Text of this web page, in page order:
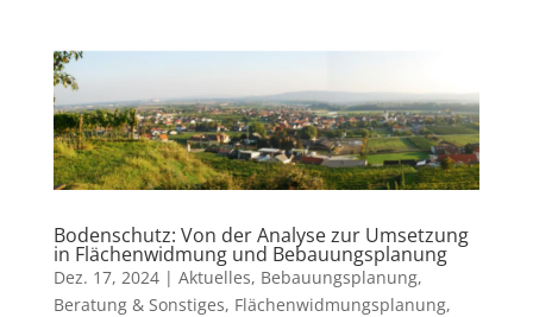
Bodenschutz: Von der Analyse zur Umsetzung
in Flächenwidmung und Bebauungsplanung
Dez. 17, 2024| Aktuelles, Bebauungsplanung,
Beratung & Sonstiges, Flächenwidmungsplanung,